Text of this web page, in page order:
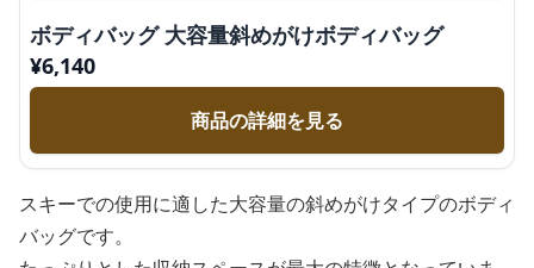
ボディバッグ 大容量斜めがけボディバッグ
¥6,140
商品の詳細を見る
スキーでの使用に適した大容量の斜めがけタイプのボディ
バッグです。